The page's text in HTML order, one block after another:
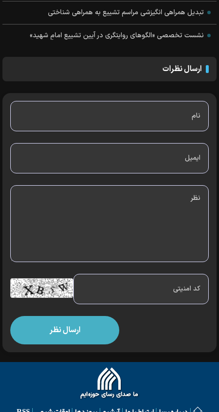
تبدیل همراهی انگیزشی مراسم تشییع به همراهی شناختی
نشست تخصصی «الگوهای روایتگری در آیین تشییع امامِ شهید»
ارسال نظرات